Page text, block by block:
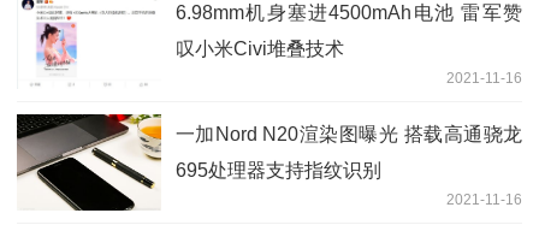
6.98mm机身塞进4500mAh电池 雷军赞
叹小米Civi堆叠技术
2021-11-16
一加Nord N20渲染图曝光 搭载高通骁龙
695处理器支持指纹识别
2021-11-16